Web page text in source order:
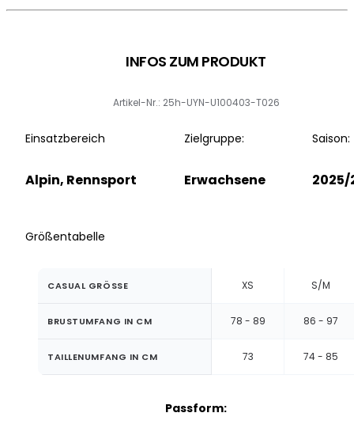
INFOS ZUM PRODUKT
Artikel-Nr.: 25h-UYN-U100403-T026
Einsatzbereich
Alpin, Rennsport
Zielgruppe:
Erwachsene
Saison:
2025/
Größentabelle
CASUAL GRÖSSE XS S/M
BRUSTUMFANG IN CM 78 - 89 86 - 97
TAILLENUMFANG IN CM 73 74 - 85
Passform: